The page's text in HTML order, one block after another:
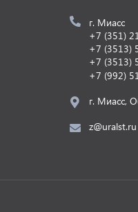
г. Миасс,
z@uralst.ru